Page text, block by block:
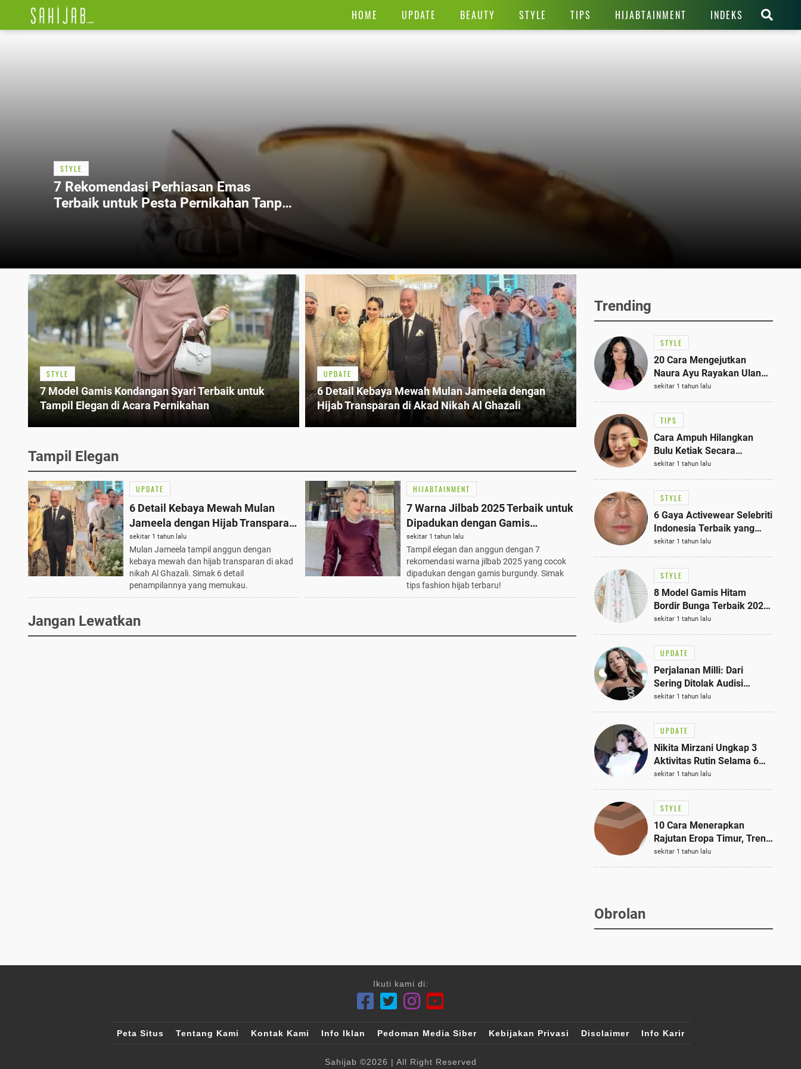
HOME UPDATE BEAUTY STYLE TIPS HIJABTAINMENT INDEKS
STYLE
7 Rekomendasi Perhiasan Emas
Terbaik untuk Pesta Pernikahan Tanpa
STYLE
7 Model Gamis Kondangan Syari Terbaik untuk
Tampil Elegan di Acara Pernikahan
UPDATE
6 Detail Kebaya Mewah Mulan Jameela dengan
Hijab Transparan di Akad Nikah Al Ghazali
Tampil Elegan
UPDATE
6 Detail Kebaya Mewah Mulan
Jameela dengan Hijab Transparan
di Akad Nikah Al Ghazali
sekitar 1 tahun lalu
Mulan Jameela tampil anggun dengan
kebaya mewah dan hijab transparan di akad
nikah Al Ghazali. Simak 6 detail
penampilannya yang memukau.
HIJABTAINMENT
7 Warna Jilbab 2025 Terbaik untuk
Dipadukan dengan Gamis
Burgundy, Tampil Elegan dan
Anggun
sekitar 1 tahun lalu
Tampil elegan dan anggun dengan 7
rekomendasi warna jilbab 2025 yang cocok
dipadukan dengan gamis burgundy. Simak
tips fashion hijab terbaru!
Jangan Lewatkan
Trending
STYLE
20 Cara Mengejutkan
Naura Ayu Rayakan Ulang
Tahun di Panti Asuhan,
Terlihat Anggun dengan
Kaftan Cokelat
sekitar 1 tahun lalu
TIPS
Cara Ampuh Hilangkan
Bulu Ketiak Secara
Permanen dalam 5
Langkah Sederhana
sekitar 1 tahun lalu
STYLE
6 Gaya Activewear Selebriti
Indonesia Terbaik yang
Bisa Jadi Inspirasi
Fashionmu
sekitar 1 tahun lalu
STYLE
8 Model Gamis Hitam
Bordir Bunga Terbaik 2025,
Stylish untuk Hangout
hingga Acara Semi-Formal
sekitar 1 tahun lalu
UPDATE
Perjalanan Milli: Dari
Sering Ditolak Audisi
hingga Menjadi Rapper Top
10 Thailand
sekitar 1 tahun lalu
UPDATE
Nikita Mirzani Ungkap 3
Aktivitas Rutin Selama 6
Bulan di Rutan Pondok
Bambu, Terungkap!
sekitar 1 tahun lalu
STYLE
10 Cara Menerapkan
Rajutan Eropa Timur, Tren
Mode Terbaik dan Paling
Dicari 2023
sekitar 1 tahun lalu
Obrolan
Ikuti kami di:
Peta Situs Tentang Kami Kontak Kami Info Iklan Pedoman Media Siber Kebijakan Privasi Disclaimer Info Karir
Sahijab ©2026 | All Right Reserved